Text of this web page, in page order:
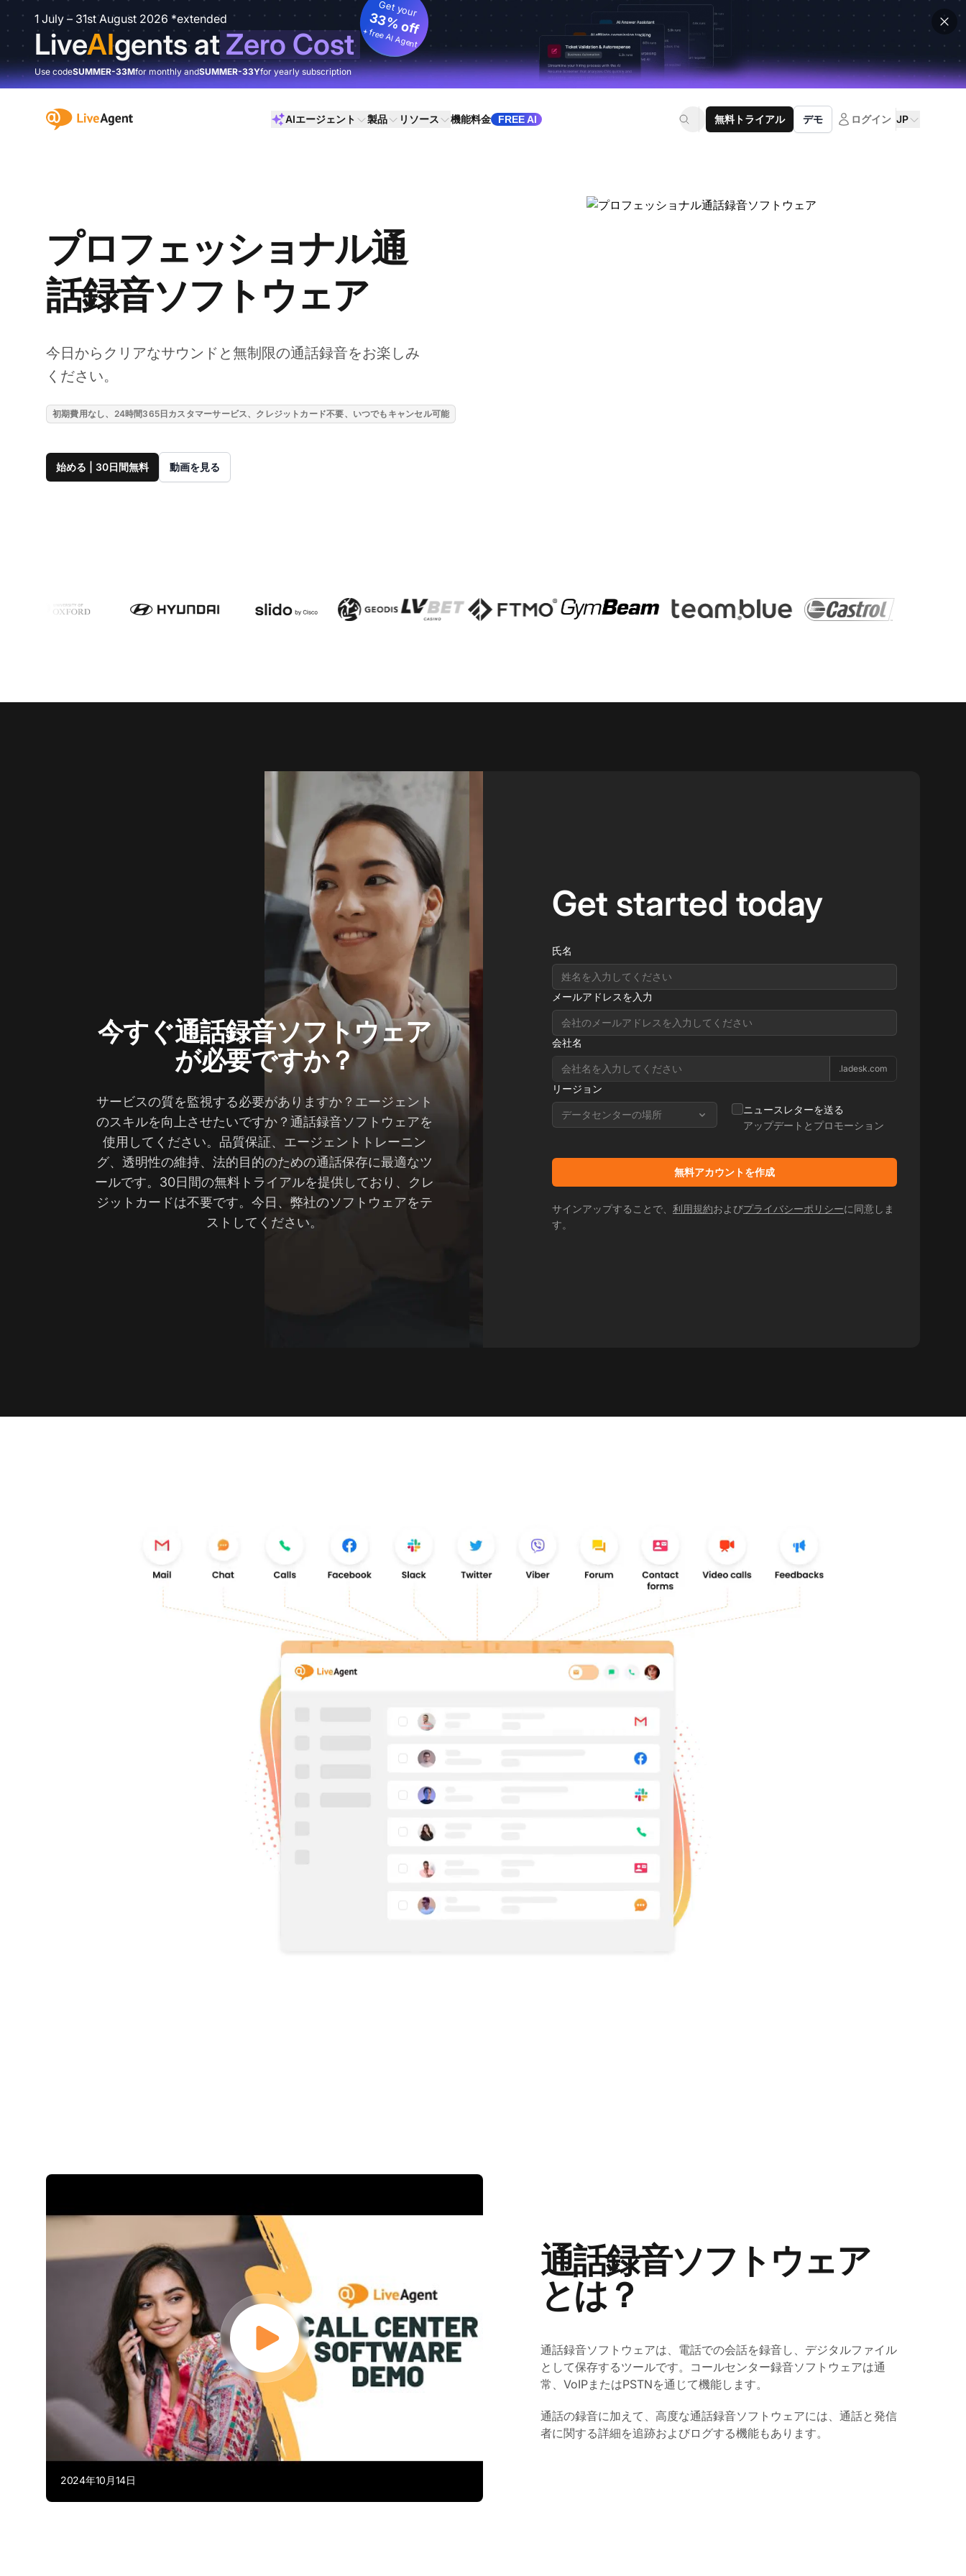
1 July – 31st August 2026 *extended
LiveAIgents atZero Cost
Get your
33% off
+ free AI Agent
Use codeSUMMER-33Mfor monthly andSUMMER-33Yfor yearly subscription
:site.title AIエージェント 製品 リソース 機能料金 FREE AI 無料トライアル デモ ログイン JP
プロフェッショナル通
話録音ソフトウェア
今日からクリアなサウンドと無制限の通話録音をお楽しみ
ください。
初期費用なし、24時間365日カスタマーサービス、クレジットカード不要、いつでもキャンセル可能
始める | 30日間無料 動画を見る
今すぐ通話録音ソフトウェア
が必要ですか？
サービスの質を監視する必要がありますか？エージェント
のスキルを向上させたいですか？通話録音ソフトウェアを
使用してください。品質保証、エージェントトレーニン
グ、透明性の維持、法的目的のための通話保存に最適なツ
ールです。30日間の無料トライアルを提供しており、クレ
ジットカードは不要です。今日、弊社のソフトウェアをテ
ストしてください。
Get started today
氏名
メールアドレスを入力
会社名
.ladesk.com
リージョン
データセンターの場所
ニュースレターを送る
アップデートとプロモーション
無料アカウントを作成
サインアップすることで、 利用規約およびプライバシーポリシーに同意しま
す。
2024年10月14日
通話録音ソフトウェア
とは？
通話録音ソフトウェアは、電話での会話を録音し、デジタルファイル
として保存するツールです。コールセンター録音ソフトウェアは通
常、VoIPまたはPSTNを通じて機能します。
通話の録音に加えて、高度な通話録音ソフトウェアには、通話と発信
者に関する詳細を追跡およびログする機能もあります。